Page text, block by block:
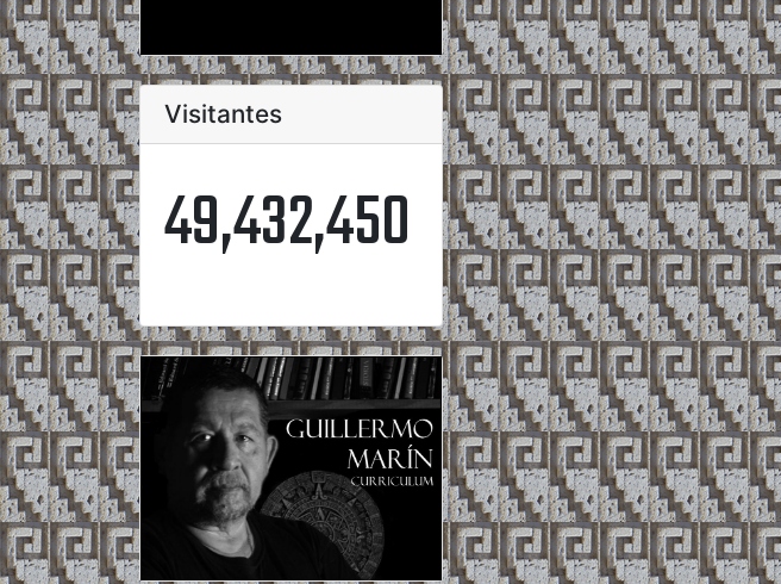
Visitantes
49,432,450